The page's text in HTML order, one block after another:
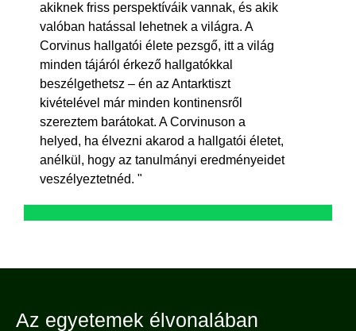
akiknek friss perspektíváik vannak, és akik
valóban hatással lehetnek a világra. A
Corvinus hallgatói élete pezsgő, itt a világ
minden tájáról érkező hallgatókkal
beszélgethetsz – én az Antarktiszt
kivételével már minden kontinensről
szereztem barátokat. A Corvinuson a
helyed, ha élvezni akarod a hallgatói életet,
anélkül, hogy az tanulmányi eredményeidet
veszélyeztetnéd. "
Az egyetemek élvonalában